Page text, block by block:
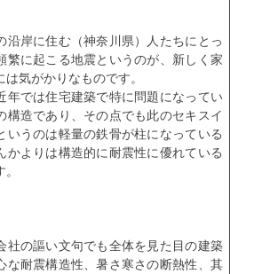
沿岸に住む（神奈川県）人たちにとっ
繁に起こる地震というのが、新しく家
気がかりなものです。
年では住宅建築で特に問題になってい
構造であり、その点でも此のセキスイ
いうのは軽量の鉄骨が柱になっている
かよりは構造的に耐震性に優れている
。
社の謳い文句でも全体を見た目の建築
な耐震構造性、暑さ寒さの断熱性、其